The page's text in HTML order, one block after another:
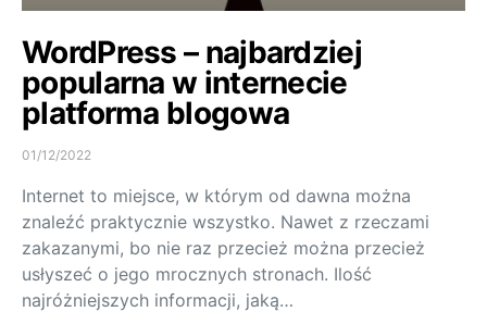
WordPress – najbardziej
popularna w internecie
platforma blogowa
01/12/2022
Internet to miejsce, w którym od dawna można
znaleźć praktycznie wszystko. Nawet z rzeczami
zakazanymi, bo nie raz przecież można przecież
usłyszeć o jego mrocznych stronach. Ilość
najróżniejszych informacji, jaką…